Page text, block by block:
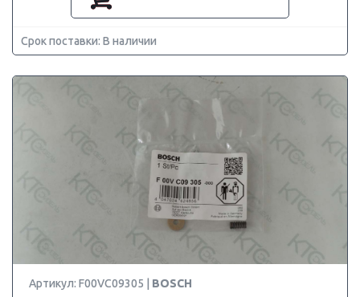
Срок поставки: В наличии
Артикул: F00VC09305 | BOSCH